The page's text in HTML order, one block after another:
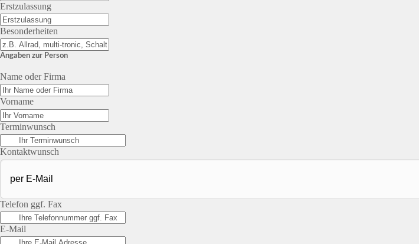
Erstzulassung
Besonderheiten
Angaben zur Person
Name oder Firma
Vorname
Terminwunsch
Kontaktwunsch
Telefon ggf. Fax
E-Mail